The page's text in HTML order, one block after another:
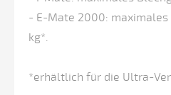
Hinteranschlag
mit
- E-Mate 2000:
kg*.
*erhältlich für die Ultra-